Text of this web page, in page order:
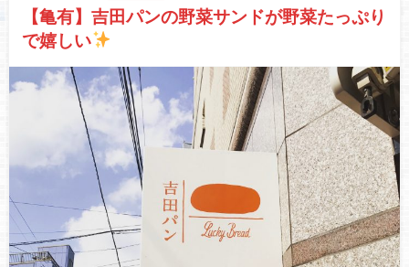
【亀有】吉田パンの野菜サンドが野菜たっぷり
で嬉しい